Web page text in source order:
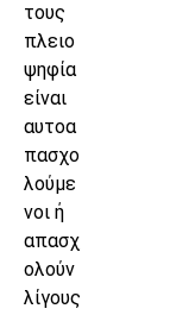
τους
πλειο
ψηφία
είναι
αυτοα
πασχο
λούμε
νοι ή
απασχ
ολούν
λίγους